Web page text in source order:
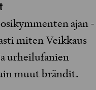
ajan -
miten Veikkaus
urheilufanien
muut brändit.